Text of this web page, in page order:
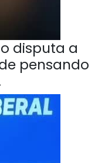
disputa a
pensando